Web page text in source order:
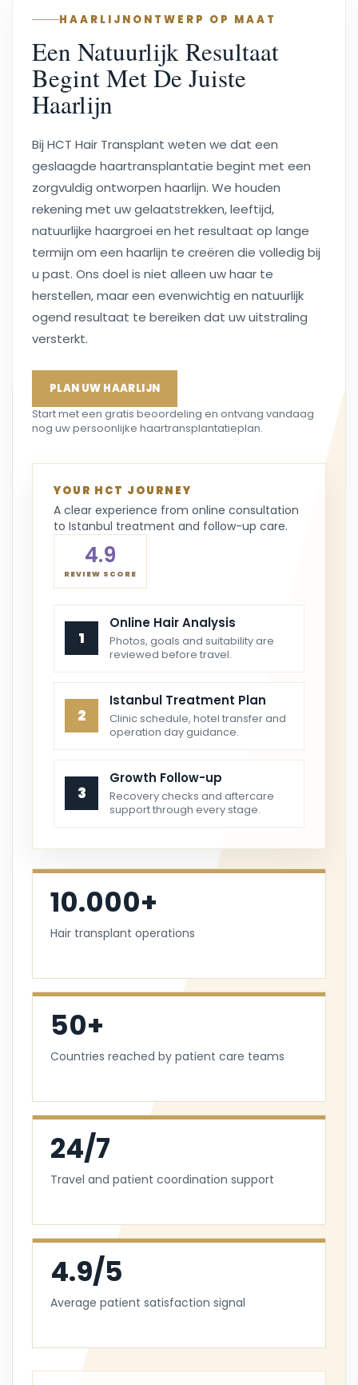
HAARLIJNONTWERP OP MAAT
Een Natuurlijk Resultaat
Begint Met De Juiste
Haarlijn
Bij HCT Hair Transplant weten we dat een
geslaagde haartransplantatie begint met een
zorgvuldig ontworpen haarlijn. We houden
rekening met uw gelaatstrekken, leeftijd,
natuurlijke haargroei en het resultaat op lange
termijn om een haarlijn te creëren die volledig bij
u past. Ons doel is niet alleen uw haar te
herstellen, maar een evenwichtig en natuurlijk
ogend resultaat te bereiken dat uw uitstraling
versterkt.
PLAN UW HAARLIJN
Start met een gratis beoordeling en ontvang vandaag
nog uw persoonlijke haartransplantatieplan.
YOUR HCT JOURNEY
A clear experience from online consultation
to Istanbul treatment and follow-up care.
4.9
REVIEW SCORE
1
Online Hair Analysis
Photos, goals and suitability are
reviewed before travel.
2
Istanbul Treatment Plan
Clinic schedule, hotel transfer and
operation day guidance.
3
Growth Follow-up
Recovery checks and aftercare
support through every stage.
10.000+
Hair transplant operations
50+
Countries reached by patient care teams
24/7
Travel and patient coordination support
4.9/5
Average patient satisfaction signal